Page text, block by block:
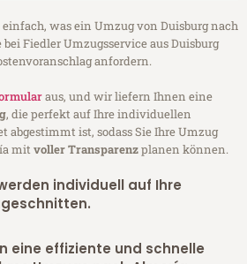
was ein Umzug von Duisburg nach
Fiedler Umzugsservice aus Duisburg
anfordern.
aus, und wir liefern Ihnen eine
, die perfekt auf Ihre individuellen
abgestimmt ist, sodass Sie Ihre Umzug
mitvoller Transparenzplanen können.
individuell auf Ihre
eine effiziente und schnelle